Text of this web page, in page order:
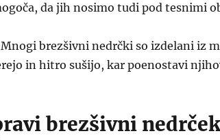
da jih nosimo tudi pod tesnimi
Mnogi brezšivni nedrčki so izdelani iz
in hitro sušijo, kar poenostavi
brezšivni